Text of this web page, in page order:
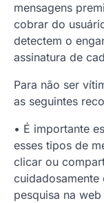
mensagens
cobrar do
detectem o
assinatura de
Para não ser
as seguintes
• É importante
esses tipos de
clicar ou
cuidadosamente
pesquisa na